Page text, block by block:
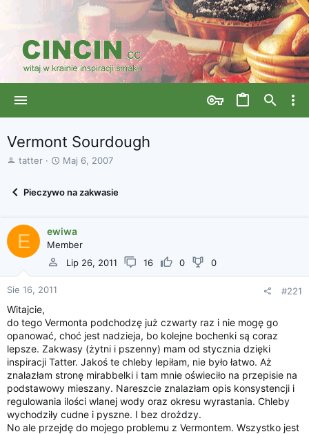
Vermont Sourdough
A
ą
t
k
tatter
D
a
z
p
o
i
a
Maj 6, 2007
Pieczywo na zakwasie
E ewiwa
Member
Lip 26, 2011
16 0 0
Sie 16, 2011 #221
Witajcie,
do tego Vermonta podchodzę już czwarty raz i nie mogę go
opanować, choć jest nadzieja, bo kolejne bochenki są coraz
lepsze. Zakwasy (żytni i pszenny) mam od stycznia dzięki
inspiracji Tatter. Jakoś te chleby lepiłam, nie było łatwo. Aż
znalazłam stronę mirabbelki i tam mnie oświeciło na przepisie na
podstawowy mieszany. Nareszcie znalazłam opis konsystencji i
regulowania ilości wlanej wody oraz okresu wyrastania. Chleby
wychodziły cudne i pyszne. I bez drożdzy.
No ale przejdę do mojego problemu z Vermontem. Wszystko jest